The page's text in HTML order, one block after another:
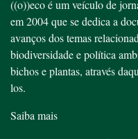
((o))eco é um veículo de
em 2004 que se dedica a
avanços dos temas
biodiversidade e política
bichos e plantas, através
los.
Saiba mais